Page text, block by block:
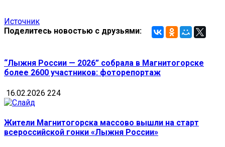
Источник
Поделитесь новостью с друзьями:
“Лыжня России — 2026” собрала в Магнитогорске
более 2600 участников: фоторепортаж
16.02.2026 224
Жители Магнитогорска массово вышли на старт
всероссийской гонки «Лыжня России»